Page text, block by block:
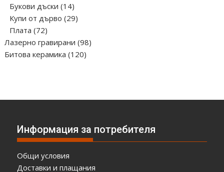
Букови дъски 1414
продукта
Купи от дърво 2929
Плата 7272
продукта
Лазерно гравирани 9898
Битова керамика 120120
Информация за потребителя
Общи условия
Доставки и плащания